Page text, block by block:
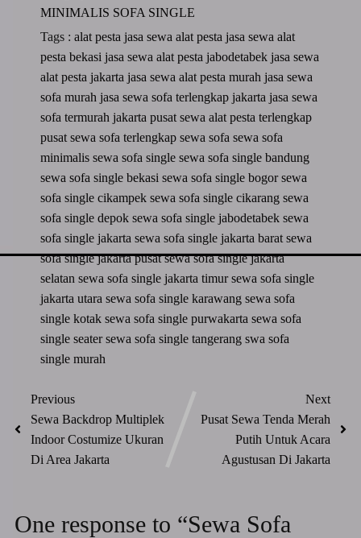
MINIMALIS SOFA SINGLE
Tags : alat pestajasa sewa alat pestajasa sewa alat
pesta bekasijasa sewa alat pesta jabodetabekjasa sewa
alat pesta jakartajasa sewa alat pesta murahjasa sewa
sofa murahjasa sewa sofa terlengkap jakartajasa sewa
sofa termurah jakartapusat sewa alat pesta terlengkap
pusat sewa sofa terlengkapsewa sofasewa sofa
minimalissewa sofa singlesewa sofa single bandung
sewa sofa single bekasisewa sofa single bogorsewa
sofa single cikampeksewa sofa single cikarangsewa
sofa single depoksewa sofa single jabodetabeksewa
sofa single jakartasewa sofa single jakarta baratsewa
sofa single jakarta pusatsewa sofa single jakarta
selatansewa sofa single jakarta timursewa sofa single
jakarta utarasewa sofa single karawangsewa sofa
single kotaksewa sofa single purwakartasewa sofa
single seatersewa sofa single tangerangswa sofa
single murah
Previous
Sewa Backdrop Multiplek
Indoor Costumize Ukuran
Di Area Jakarta
Next
Pusat Sewa Tenda Merah
Putih Untuk Acara
Agustusan Di Jakarta
One response to “Sewa Sofa